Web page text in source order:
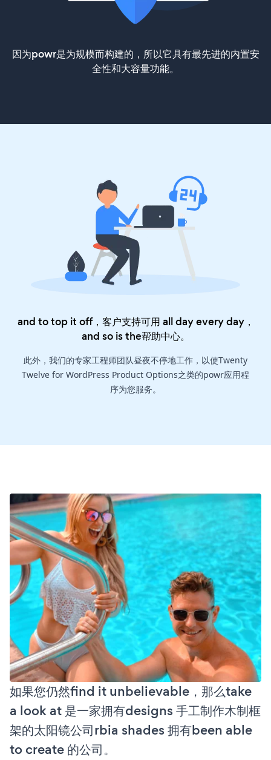
因为powr是为规模而构建的，所以它具有最先进的内置安
全性和大容量功能。
and to top it off，客户支持可用 all day every day，
and so is the帮助中心。
此外，我们的专家工程师团队昼夜不停地工作，以使Twenty
Twelve for WordPress Product Options之类的powr应用程
序为您服务。
如果您仍然find it unbelievable，那么take
a look at 是一家拥有designs 手工制作木制框
架的太阳镜公司rbia shades 拥有been able
to create 的公司。